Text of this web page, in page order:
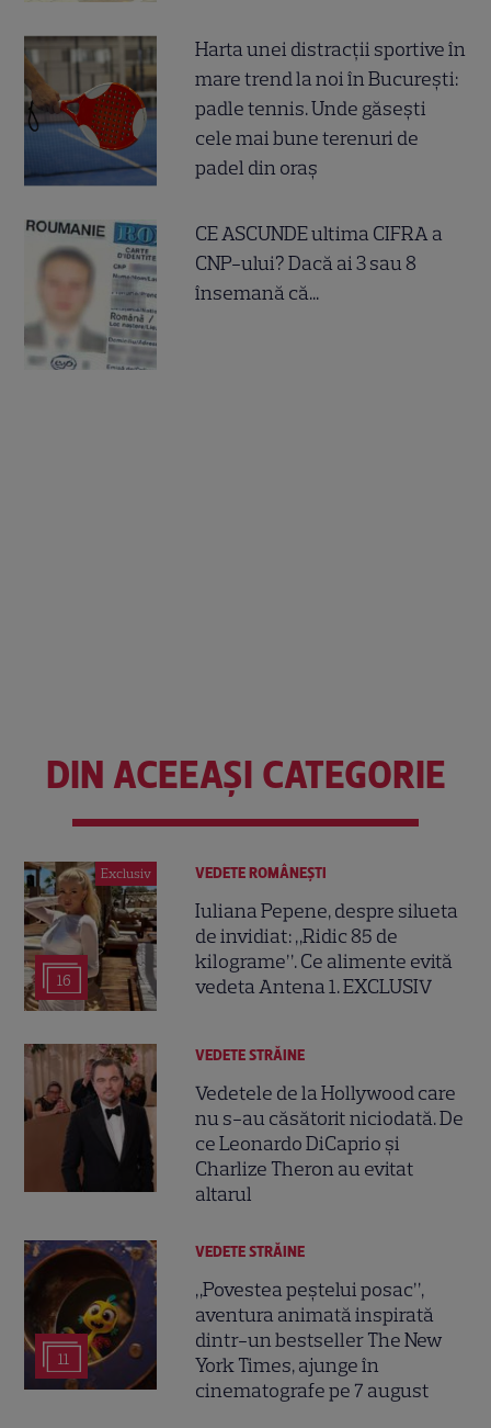
Harta unei distracții sportive în
mare trend la noi în București:
padle tennis. Unde găsești
cele mai bune terenuri de
padel din oraș
CE ASCUNDE ultima CIFRA a
CNP-ului? Dacă ai 3 sau 8
însemană că...
DIN ACEEAȘI CATEGORIE
Exclusiv
16
VEDETE ROMÂNEŞTI
Iuliana Pepene, despre silueta
de invidiat: „Ridic 85 de
kilograme”. Ce alimente evită
vedeta Antena 1. EXCLUSIV
VEDETE STRĂINE
Vedetele de la Hollywood care
nu s-au căsătorit niciodată. De
ce Leonardo DiCaprio și
Charlize Theron au evitat
altarul
11
VEDETE STRĂINE
„Povestea peștelui posac”,
aventura animată inspirată
dintr-un bestseller The New
York Times, ajunge în
cinematografe pe 7 august